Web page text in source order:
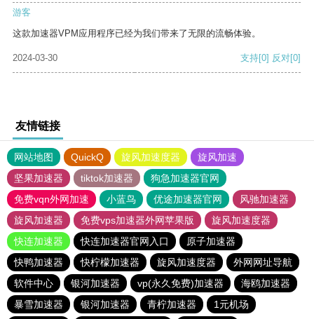
游客
这款加速器VPM应用程序已经为我们带来了无限的流畅体验。
2024-03-30 支持[0] 反对[0]
友情链接
网站地图 QuickQ 旋风加速度器
旋风加速
坚果加速器
tiktok加速器
狗急加速器官网
免费vqn外网加速
小蓝鸟 优途加速器官网
风驰加速器
旋风加速器
免费vps加速器外网苹果版
旋风加速度器
快连加速器
快连加速器官网入口
原子加速器
快鸭加速器
快柠檬加速器 旋风加速度器
外网网址导航
软件中心
银河加速器 vp(永久免费)加速器
海鸥加速器
暴雪加速器
银河加速器 青柠加速器
1元机场